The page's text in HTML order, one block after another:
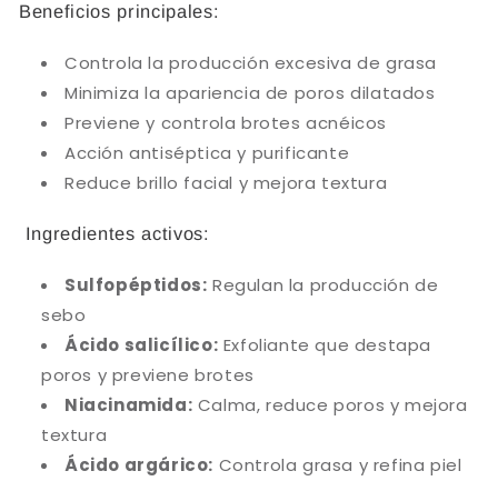
Beneficios principales:
Controla la producción excesiva de grasa
Minimiza la apariencia de poros dilatados
Previene y controla brotes acnéicos
Acción antiséptica y purificante
Reduce brillo facial y mejora textura
Ingredientes activos:
Sulfopéptidos: Regulan la producción de
sebo
Ácido salicílico: Exfoliante que destapa
poros y previene brotes
Niacinamida: Calma, reduce poros y mejora
textura
Ácido argárico: Controla grasa y refina piel